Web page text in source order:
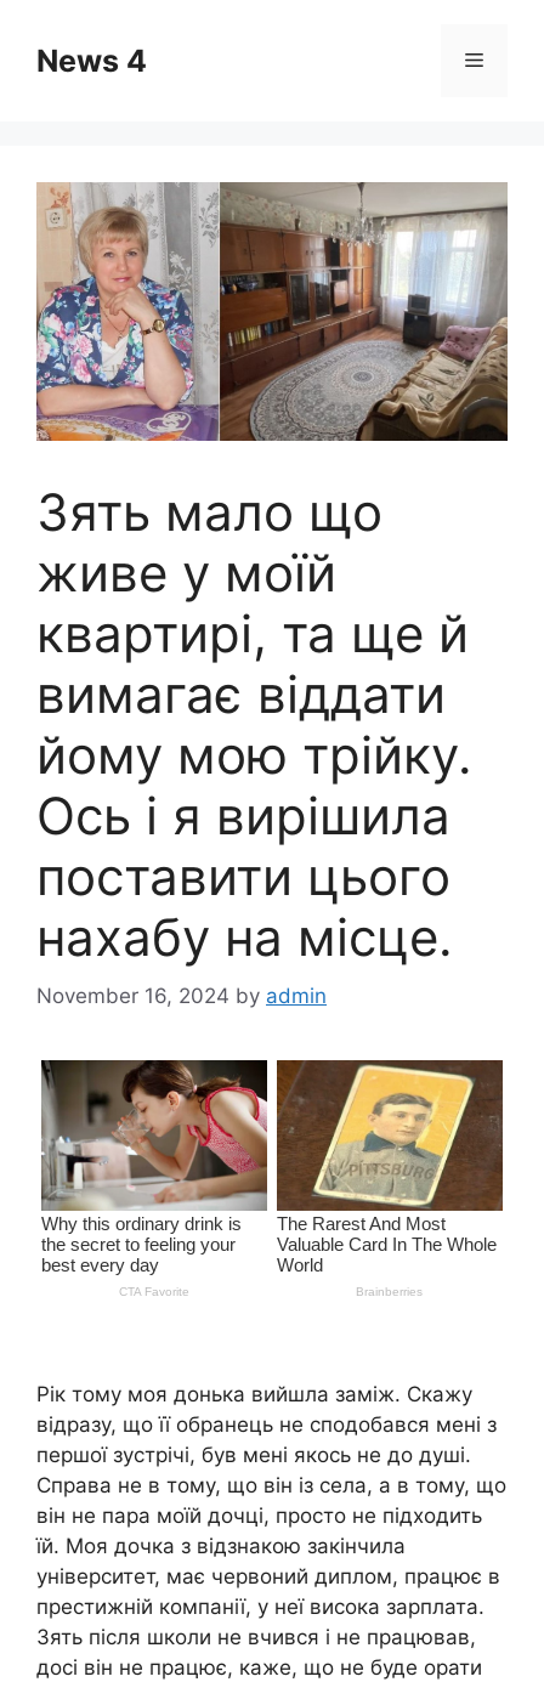
contentNews 4 Menu
Зять мало що
живе у моїй
квартирі, та ще й
вимагає віддати
йому мою трійку.
Ось і я вирішила
поставити цього
нахабу на місце.
November 16, 2024 by admin
Рік тому моя донька вийшла заміж. Скажу
відразу, що її обранець не сподобався мені з
першої зустрічі, був мені якось не до душі.
Справа не в тому, що він із села, а в тому, що
він не пара моїй дочці, просто не підходить
їй. Моя дочка з відзнакою закінчила
університет, має червоний диплом, працює в
престижній компанії, у неї висока зарплата.
Зять після школи не вчився і не працював,
досі він не працює, каже, що не буде орати